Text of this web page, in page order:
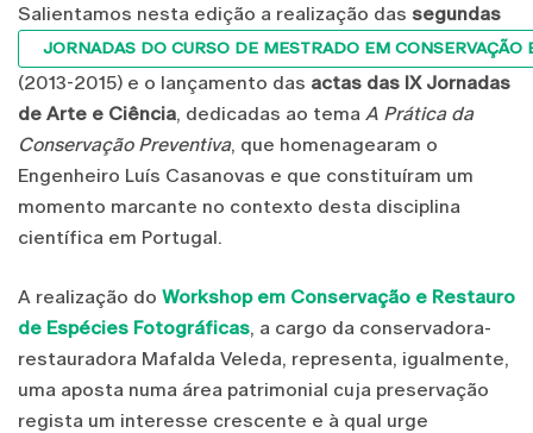
Salientamos nesta edição a realização das segundas
JORNADAS DO CURSO DE MESTRADO EM CONSERVAÇÃO
(2013-2015) e o lançamento das actas das IX Jornadas
de Arte e Ciência, dedicadas ao tema A Prática da
Conservação Preventiva, que homenagearam o
Engenheiro Luís Casanovas e que constituíram um
momento marcante no contexto desta disciplina
científica em Portugal.
A realização do Workshop em Conservação e Restauro
de Espécies Fotográficas, a cargo da conservadora-
restauradora Mafalda Veleda, representa, igualmente,
uma aposta numa área patrimonial cuja preservação
regista um interesse crescente e à qual urge